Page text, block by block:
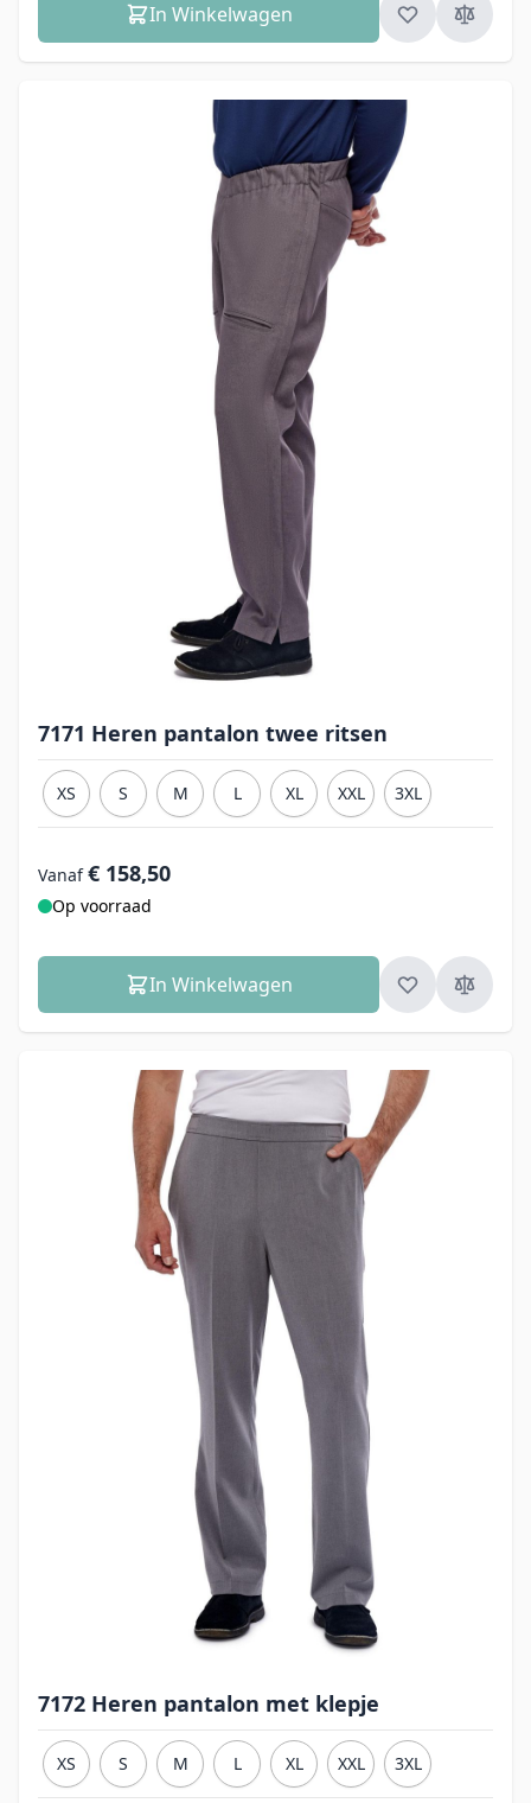
In Winkelwagen
7171 Heren pantalon twee ritsen
XS S M L XL XXL 3XL
Vanaf € 158,50
Op voorraad
In Winkelwagen
7172 Heren pantalon met klepje
XS S M L XL XXL 3XL